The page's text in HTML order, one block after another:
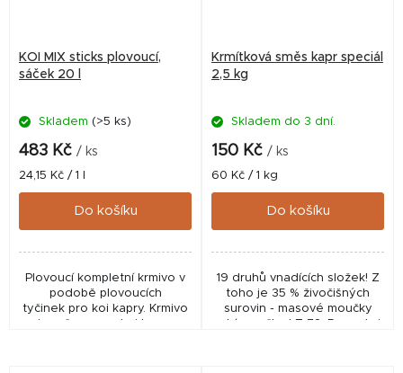
KOI MIX sticks plovoucí,
sáček 20 l
Skladem (>5 ks)
483 Kč / ks
Měrná
cena:
24,15 Kč / 1 l
Do košíku
Plovoucí kompletní krmivo v
podobě plovoucích
tyčinek pro koi kapry. Krmivo
je určeno pro koi kapry
Krmítková směs kapr speciál
2,5 kg
Skladem do 3 dní.
150 Kč / ks
Měrná
cena:
60 Kč / 1 kg
Do košíku
19 druhů vnadících složek! Z
toho je 35 % živočišných
surovin - masové moučky
rybí moučka LT 72. Pro velmi